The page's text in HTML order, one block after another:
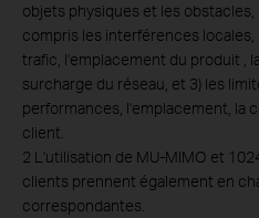
objets physiques et les
compris les interférences
trafic, l'emplacement du produit ,
surcharge du réseau, et 3) les
performances, l'emplacement, la
client.
2 L'utilisation de MU-MIMO et
clients prennent également en
correspondantes.